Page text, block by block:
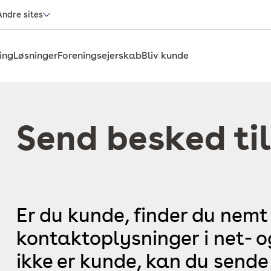
sites
LøsningerForeningsejerskabBliv kunde
Send besked
Er du kunde, finder du
kontaktoplysninger i net-
ikke er kunde, kan du